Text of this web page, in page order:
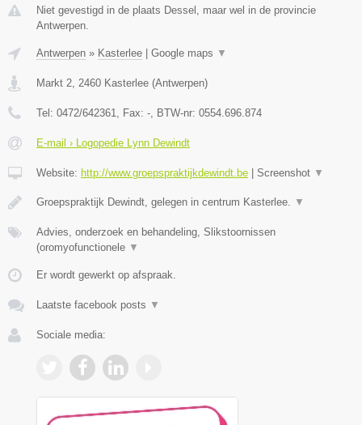
Niet gevestigd in de plaats Dessel, maar wel in de provincie
Antwerpen.
Antwerpen » Kasterlee | Google maps ▼
Markt 2 2460 Kasterlee (Antwerpen)
Tel: 0472/642361 , Fax: - , BTW-nr: 0554.696.874
E-mail › Logopedie Lynn Dewindt
Website: http://www.groepspraktijkdewindt.be | Screenshot ▼
Groepspraktijk Dewindt, gelegen in centrum Kasterlee. ▼
Advies, onderzoek en behandeling, Slikstoornissen
(oromyofunctionele ▼
Er wordt gewerkt op afspraak.
Laatste facebook posts ▼
Sociale media: